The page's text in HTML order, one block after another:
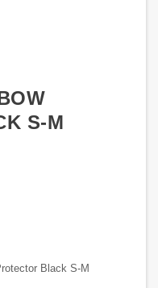
S-M
Black S-M